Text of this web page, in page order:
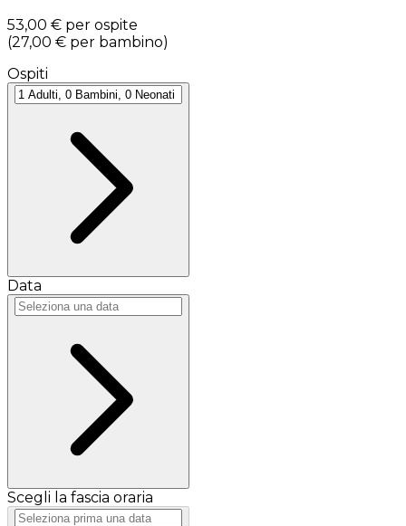
53,00 € per ospite
(27,00 € per bambino)
Ospiti
Data
Scegli la fascia oraria